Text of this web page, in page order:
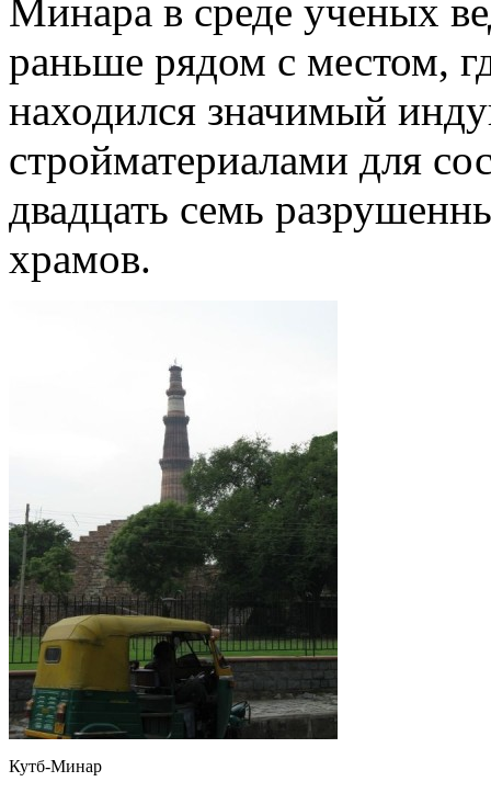
Минара в среде ученых
раньше рядом с местом,
находился значимый
стройматериалами для
двадцать семь
храмов.
Кутб-Минар